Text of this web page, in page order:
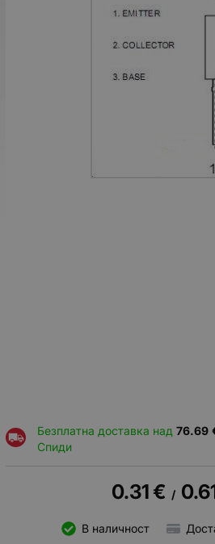
Безплатна доставка над 76.69
Спиди
0.31€ /
В наличност